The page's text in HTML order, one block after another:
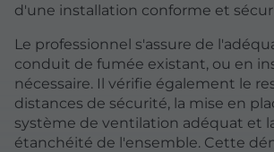
d'une installation conforme et
Le professionnel s'assure de
conduit de fumée existant, ou en
nécessaire. Il vérifie également le
distances de sécurité, la mise en
système de ventilation adéquat et
étanchéité de l'ensemble. Cette